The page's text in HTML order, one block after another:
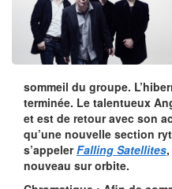
sommeil du groupe.
terminée. Le talentueux
et est de retour avec son
qu’une nouvelle section
s’appelerFalling Satellites
nouveau sur orbite.